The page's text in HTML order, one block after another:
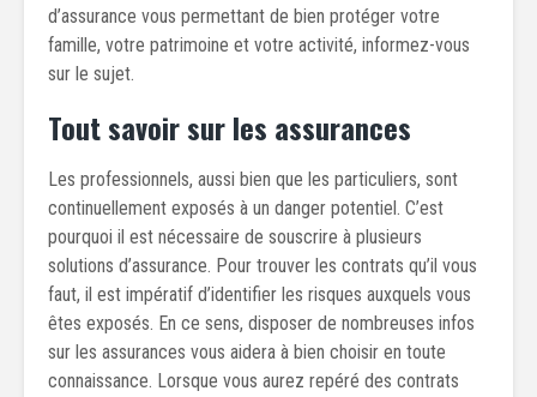
d’assurance vous permettant de bien protéger votre
famille, votre patrimoine et votre activité, informez-vous
sur le sujet.
Tout savoir sur les assurances
Les professionnels, aussi bien que les particuliers, sont
continuellement exposés à un danger potentiel. C’est
pourquoi il est nécessaire de souscrire à plusieurs
solutions d’assurance. Pour trouver les contrats qu’il vous
faut, il est impératif d’identifier les risques auxquels vous
êtes exposés. En ce sens, disposer de nombreuses infos
sur les assurances vous aidera à bien choisir en toute
connaissance. Lorsque vous aurez repéré des contrats